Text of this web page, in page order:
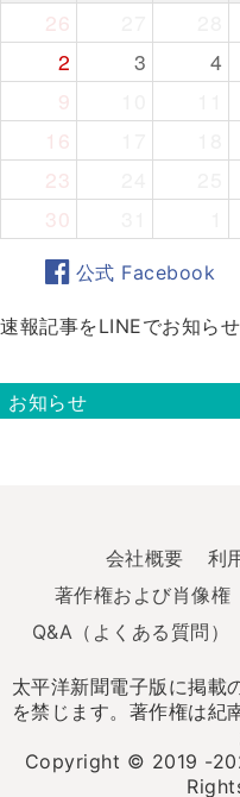
26
2
3 4
9
16
23
30
公式 Facebook
速報記事をLINEでお知らせ
お知らせ
会社概要
利
著作権および肖像権
Q&A（よくある質問）
太平洋新聞電子版に掲載
を禁じます。著作権は紀
Copyright © 2019 -